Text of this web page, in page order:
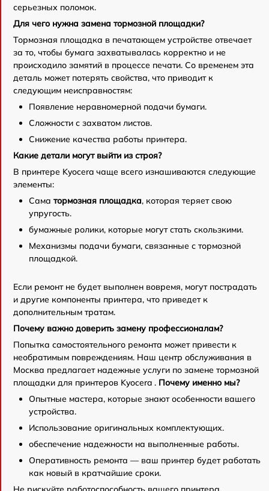
серьезных поломок.
Для чего нужна замена тормозной площадки?
Тормозная площадка в печатающем устройстве отвечает
за то, чтобы бумага захватывалась корректно и не
происходило замятий в процессе печати. Со временем эта
деталь может потерять свойства, что приводит к
следующим неисправностям:
Появление неравномерной подачи бумаги.
Сложности с захватом листов.
Снижение качества работы принтера.
Какие детали могут выйти из строя?
В принтере Kyocera чаще всего изнашиваются следующие
элементы:
Сама тормозная площадка, которая теряет свою
упругость.
бумажные ролики, которые могут стать скользкими.
Механизмы подачи бумаги, связанные с тормозной
площадкой.
Если ремонт не будет выполнен вовремя, могут пострадать
и другие компоненты принтера, что приведет к
дополнительным тратам.
Почему важно доверить замену профессионалам?
Попытка самостоятельного ремонта может привести к
необратимым повреждениям. Наш центр обслуживания в
Москва предлагает надежные услуги по замене тормозной
площадки для принтеров Kyocera . Почему именно мы?
Опытные мастера, которые знают особенности вашего
устройства.
Использование оригинальных комплектующих.
обеспечение надежности на выполненные работы.
Оперативность ремонта — ваш принтер будет работать
как новый в кратчайшие сроки.